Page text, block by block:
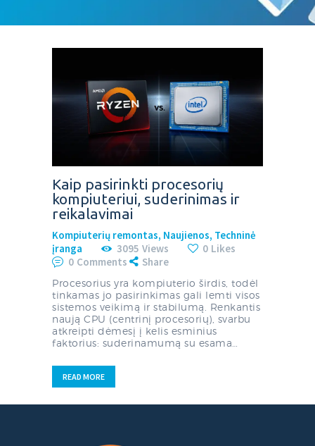
Kaip pasirinkti procesorių
kompiuteriui, suderinimas ir
reikalavimai
Kompiuterių remontas, Naujienos, Techninė
įranga
3095 Views 0 Likes
0 Comments Share
Procesorius yra kompiuterio širdis, todėl
tinkamas jo pasirinkimas gali lemti visos
sistemos veikimą ir stabilumą. Renkantis
naują CPU (centrinį procesorių), svarbu
atkreipti dėmesį į kelis esminius
faktorius: suderinamumą su esama…
READ MORE